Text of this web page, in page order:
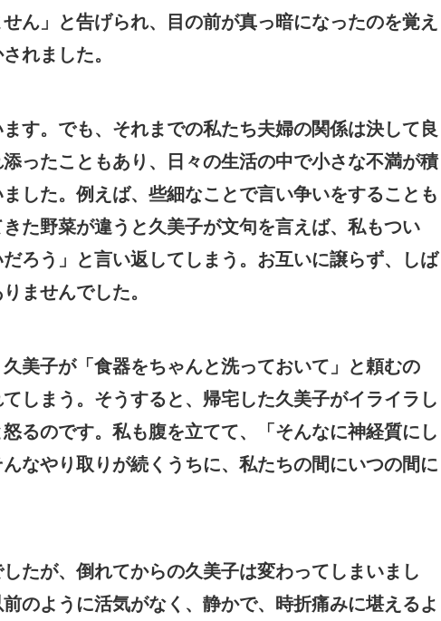
ん」と告げられ、目の前が真っ暗になったのを覚え
れました。
す。でも、それまでの私たち夫婦の関係は決して良
ったこともあり、日々の生活の中で小さな不満が積
した。例えば、些細なことで言い争いをすることも
た野菜が違うと久美子が文句を言えば、私もつい
ろう」と言い返してしまう。お互いに譲らず、しば
ませんでした。
美子が「食器をちゃんと洗っておいて」と頼むの
しまう。そうすると、帰宅した久美子がイライラし
るのです。私も腹を立てて、「そんなに神経質にし
なやり取りが続くうちに、私たちの間にいつの間に
たが、倒れてからの久美子は変わってしまいまし
のように活気がなく、静かで、時折痛みに堪えるよ